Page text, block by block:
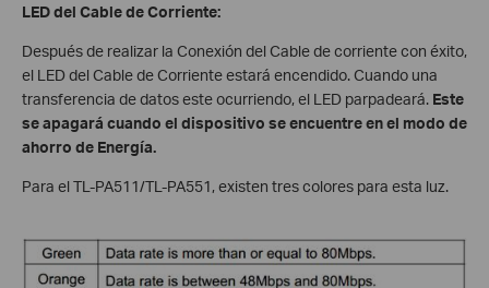
LED del Cable de Corriente:
Después de realizar la Conexión del Cable de corriente con éxito,
el LED del Cable de Corriente estará encendido. Cuando una
transferencia de datos este ocurriendo, el LED parpadeará. Este
se apagará cuando el dispositivo se encuentre en el modo de
ahorro de Energía.
Para el TL-PA511/TL-PA551, existen tres colores para esta luz.